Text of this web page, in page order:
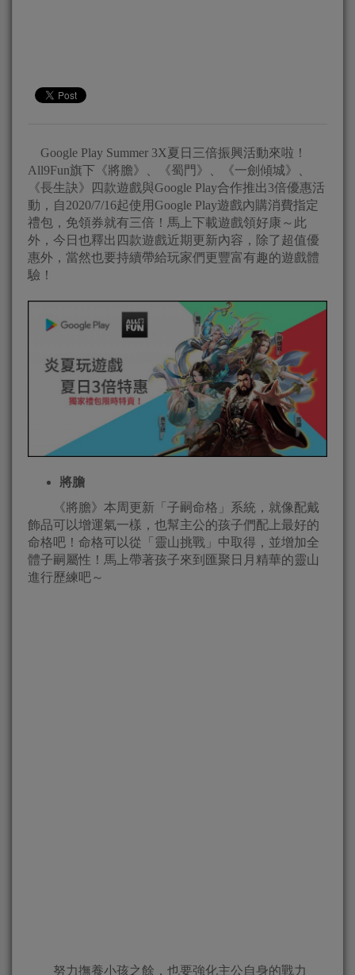
Google Play Summer 3X夏日三倍振興活動來啦！
All9Fun旗下《將膽》、《蜀門》、《一劍傾城》、
《長生訣》四款遊戲與Google Play合作推出3倍優惠活
動，自 2020/7/16起使用Google Play遊戲內購消費指定
禮包，免領券就有三倍！ 馬上下載遊戲領好康～此
外，今日也釋出四款遊戲近期更新內容， 除了超值優
惠外，當然也要持續帶給玩家們更豐富有趣的遊戲體
驗！
將膽
《將膽》本周更新「子嗣命格」系統，就像配戴
飾品可以增運氣一樣，也幫主公的孩子們配上最好的
命格吧！命格可以從「靈山挑戰」中取得，並增加全
體子嗣屬性！馬上帶著孩子來到匯聚日月精華的靈山
進行歷練吧～
努力撫養小孩之餘，也要強化主公自身的戰力